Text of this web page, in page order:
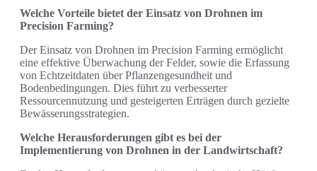
Welche Vorteile bietet der Einsatz von Drohnen im
Precision Farming?
Der Einsatz von Drohnen im Precision Farming ermöglicht
eine effektive Überwachung der Felder, sowie die Erfassung
von Echtzeitdaten über Pflanzengesundheit und
Bodenbedingungen. Dies führt zu verbesserter
Ressourcennutzung und gesteigerten Erträgen durch gezielte
Bewässerungsstrategien.
Welche Herausforderungen gibt es bei der
Implementierung von Drohnen in der Landwirtschaft?